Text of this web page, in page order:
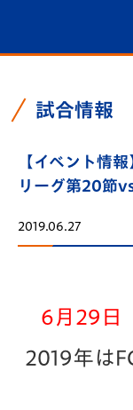
試合情報
【イベント情
リーグ第20節
2019.06.27
6月29日
2019年は